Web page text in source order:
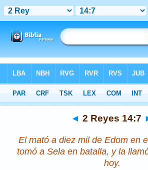
>2 Reyes Capítulo 14 > Verso 7
◄ 2 Reyes 14:7
El mató a diez mil deEdom en
tomó a Sela en batalla, y la
hoy.